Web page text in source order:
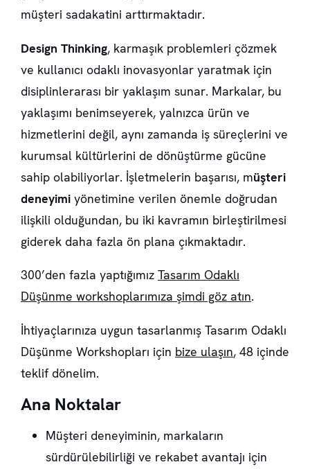
müşteri sadakatini arttırmaktadır.
Design Thinking, karmaşık problemleri çözmek
ve kullanıcı odaklı inovasyonlar yaratmak için
disiplinlerarası bir yaklaşım sunar. Markalar, bu
yaklaşımı benimseyerek, yalnızca ürün ve
hizmetlerini değil, aynı zamanda iş süreçlerini ve
kurumsal kültürlerini de dönüştürme gücüne
sahip olabiliyorlar. İşletmelerin başarısı, müşteri
deneyimi yönetimine verilen önemle doğrudan
ilişkili olduğundan, bu iki kavramın birleştirilmesi
giderek daha fazla ön plana çıkmaktadır.
300’den fazla yaptığımız Tasarım Odaklı
Düşünme workshoplarımıza şimdi göz atın.
İhtiyaçlarınıza uygun tasarlanmış Tasarım Odaklı
Düşünme Workshopları için bize ulaşın, 48 içinde
teklif dönelim.
Ana Noktalar
Müşteri deneyiminin, markaların
sürdürülebilirliği ve rekabet avantajı için